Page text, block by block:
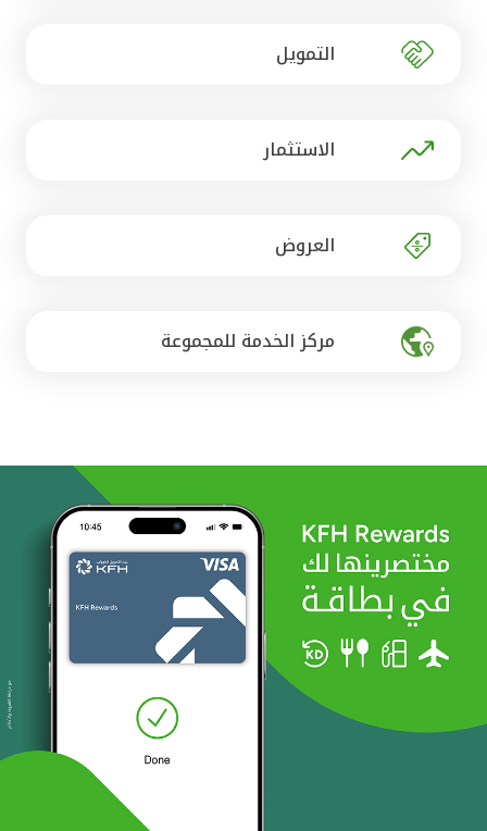
مصر
التمويل
الاستثمار
العروض
مركز الخدمة للمجموعة